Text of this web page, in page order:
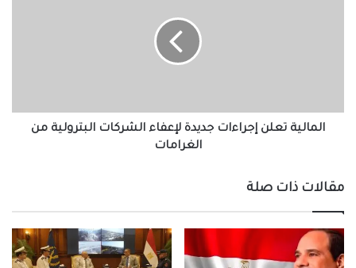
الغرامات
المالية تعلن إجراءات جديدة لإعفاء الشركات البترولية من
الغرامات
مقالات ذات صلة